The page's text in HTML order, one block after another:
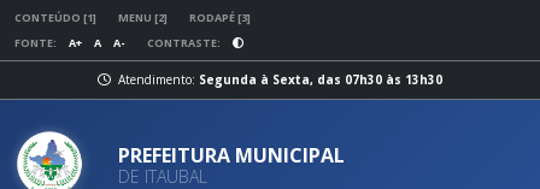
CONTEÚDO [1] MENU [2]
RODAPÉ [3]
FONTE:
A+ A A- CONTRASTE:
Atendimento: Segunda à Sexta, das 07h30 às 13h30
PREFEITURA MUNICIPAL
DE ITAUBAL